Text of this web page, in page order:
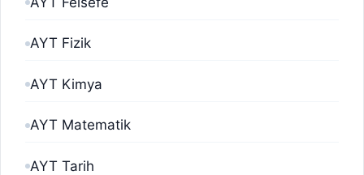
AYT Fizik
AYT Kimya
AYT Matematik
AYT Tarih